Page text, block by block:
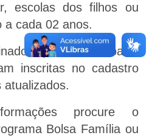
escolas dos filhos ou
a cada 02 anos.
a pessoas de baixa
inscritas no cadastro
atualizados.
procure o
Bolsa Família ou